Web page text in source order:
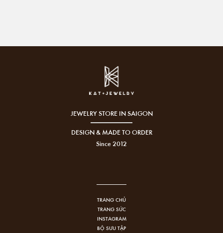
JEWELRY STORE IN SAIGON
DESIGN & MADE TO ORDER
Since 2012
TRANG CHỦ
TRANG SỨC
INSTAGRAM
BỘ SƯU TẬP